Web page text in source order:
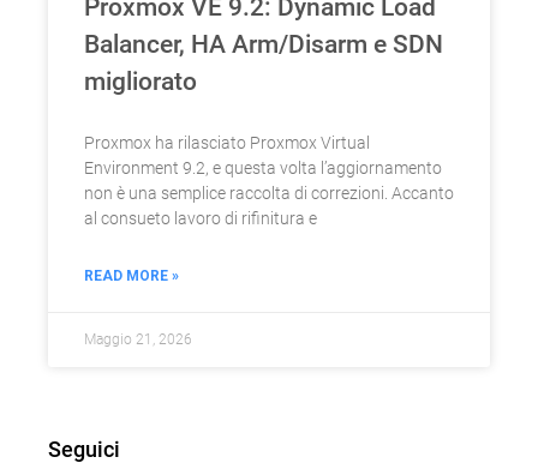
Proxmox VE 9.2: Dynamic Load
Balancer, HA Arm/Disarm e SDN
migliorato
Proxmox ha rilasciato Proxmox Virtual
Environment 9.2, e questa volta l’aggiornamento
non è una semplice raccolta di correzioni. Accanto
al consueto lavoro di rifinitura e
READ MORE »
Maggio 21, 2026
Seguici